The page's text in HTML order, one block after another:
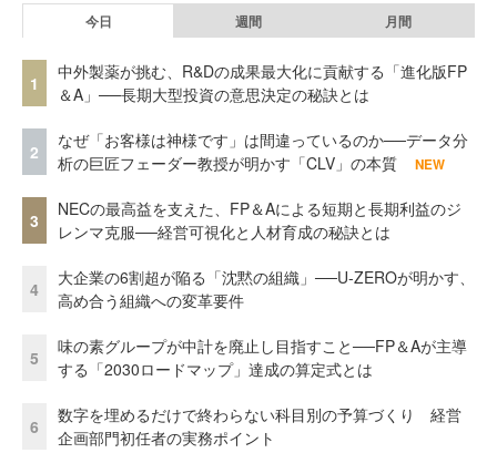
今日 週間 月間
1
中外製薬が挑む、R&Dの成果最大化に貢献する「進化版FP
＆A」──長期大型投資の意思決定の秘訣とは
2
なぜ「お客様は神様です」は間違っているのか──データ分
析の巨匠フェーダー教授が明かす「CLV」の本質
NEW
3
NECの最高益を支えた、FP＆Aによる短期と長期利益のジ
レンマ克服──経営可視化と人材育成の秘訣とは
4
大企業の6割超が陥る「沈黙の組織」──U-ZEROが明かす、
高め合う組織への変革要件
5
味の素グループが中計を廃止し目指すこと──FP＆Aが主導
する「2030ロードマップ」達成の算定式とは
6
数字を埋めるだけで終わらない科目別の予算づくり 経営
企画部門初任者の実務ポイント